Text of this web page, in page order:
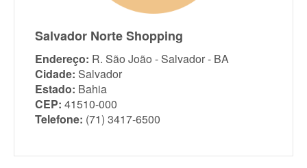
Salvador Norte Shopping
Endereço: R. São João - Salvador - BA
Cidade: Salvador
Estado: Bahia
CEP: 41510-000
Telefone: (71) 3417-6500